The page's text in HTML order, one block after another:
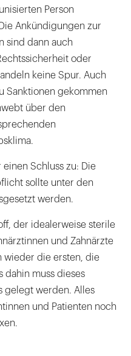
Person
Ankündigungen zur
sind dann auch
oder
keine Spur. Auch
Sanktionen gekommen
über den
einen Schluss zu: Die
sollte unter den
werden.
der idealerweise sterile
und Zahnärzte
wieder die ersten, die
dahin muss dieses
gelegt werden. Alles
und Patienten noch